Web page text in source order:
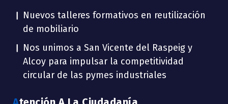
Nuevos talleres formativos en reutilización
de mobiliario
Nos unimos a San Vicente del Raspeig y
Alcoy para impulsar la competitividad
circular de las pymes industriales